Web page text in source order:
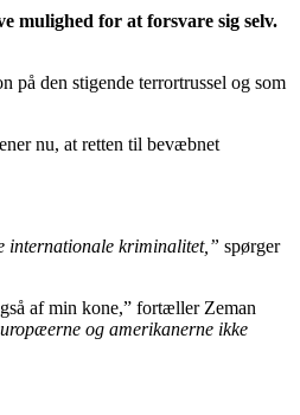
mulighed for at forsvare sig selv.
på den stigende terrortrussel og som
nu, at retten til bevæbnet
internationale kriminalitet,” spørger
af min kone,” fortæller Zeman
og amerikanerne ikke